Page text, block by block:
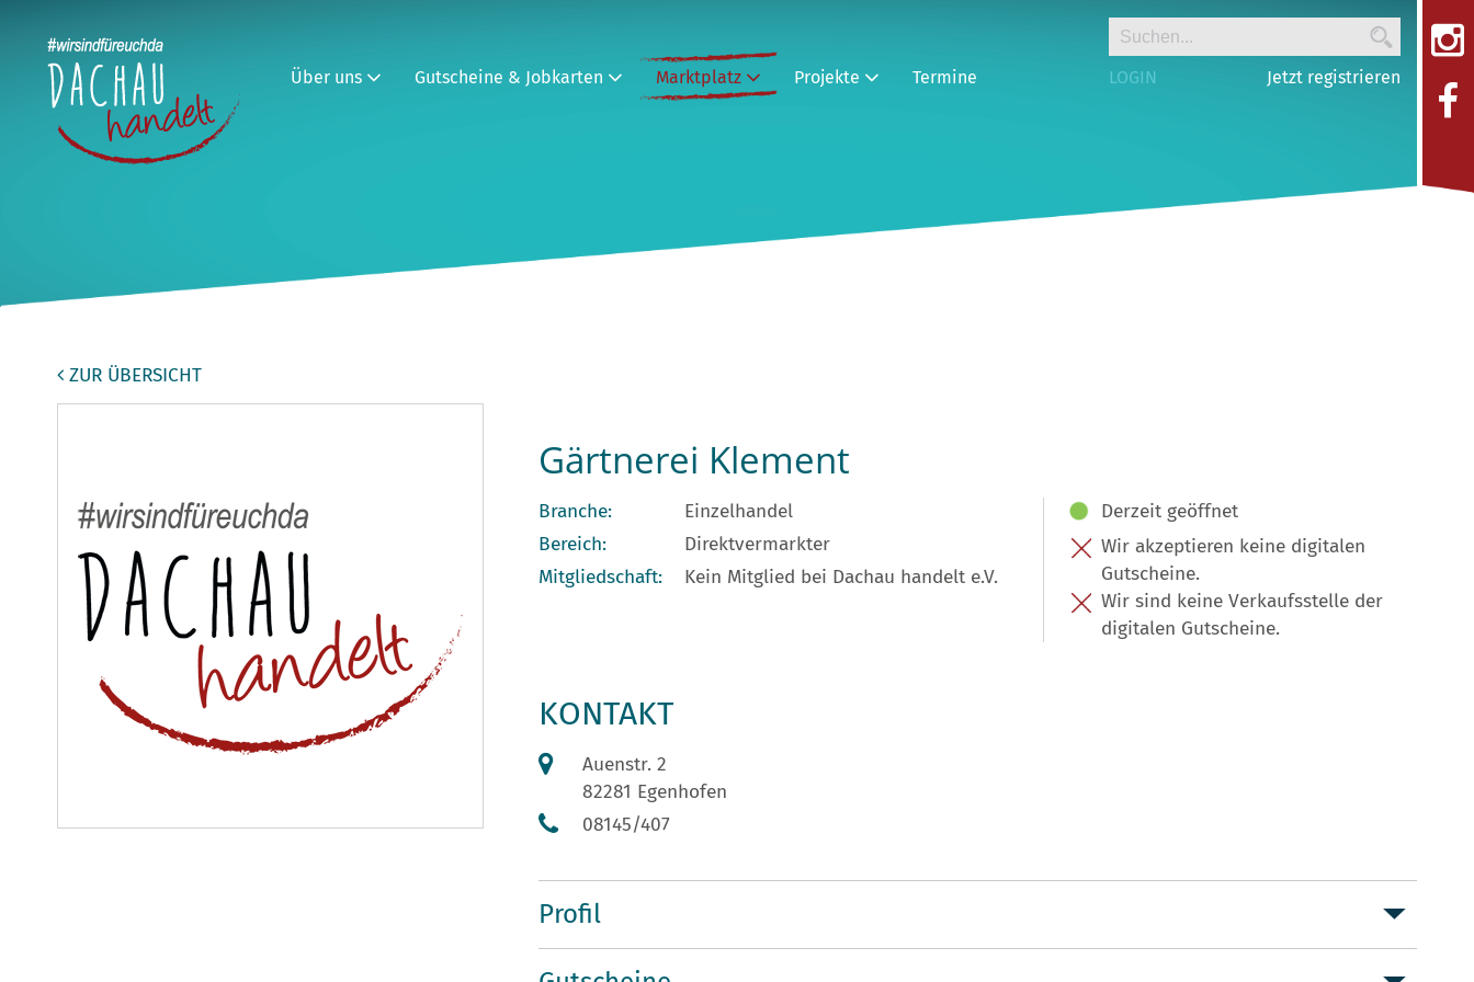
Über uns Gutscheine & Jobkarten Marktplatz Projekte Termine Jetzt registrieren
LOGIN
ZUR ÜBERSICHT
Gärtnerei Klement
Derzeit geöffnet
Wir akzeptieren keine digitalen
Gutscheine.
Wir sind keine Verkaufsstelle der
digitalen Gutscheine.
Branche:
Einzelhandel
Bereich:
Direktvermarkter
Mitgliedschaft:
Kein Mitglied bei Dachau handelt e.V.
KONTAKT
Auenstr. 2
82281 Egenhofen
08145/407
Profil